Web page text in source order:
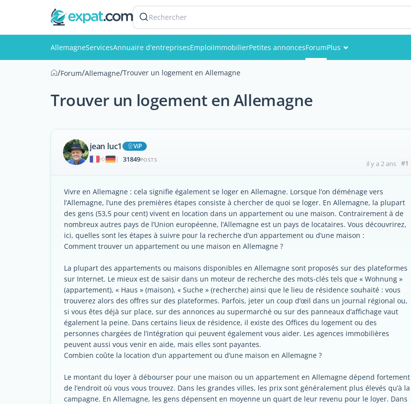
Rechercher
AllemagneServicesAnnuaire d'entreprisesEmploiImmobilierPetites annoncesForumPlus
/Forum/Allemagne/Trouver un logement en Allemagne
Trouver un logement en Allemagne
jean luc1
ViP
|
31849POSTS il y a 2 ans #1
Vivre en Allemagne : cela signifie également se loger en Allemagne. Lorsque l’on déménage vers
l’Allemagne, l’une des premières étapes consiste à chercher de quoi se loger. En Allemagne, la plupart
des gens (53,5 pour cent) vivent en location dans un appartement ou une maison. Contrairement à de
nombreux autres pays de l’Union européenne, l’Allemagne est un pays de locataires. Vous découvrirez,
ici, quelles sont les étapes à suivre pour la recherche d’un appartement ou d’une maison :
Comment trouver un appartement ou une maison en Allemagne ?
La plupart des appartements ou maisons disponibles en Allemagne sont proposés sur des plateformes
sur Internet. Le mieux est de saisir dans un moteur de recherche des mots-clés tels que « Wohnung »
(appartement), « Haus » (maison), « Suche » (recherche) ainsi que le lieu de résidence souhaité : vous
trouverez alors des offres sur des plateformes. Parfois, jeter un coup d’œil dans un journal régional ou,
si vous êtes déjà sur place, sur des annonces au supermarché ou sur des panneaux d’affichage vaut
également la peine. Dans certains lieux de résidence, il existe des Offices du logement ou des
personnes chargées de l’intégration qui peuvent également vous aider. Les agences immobilières
peuvent aussi vous venir en aide, mais elles sont payantes.
Combien coûte la location d’un appartement ou d’une maison en Allemagne ?
Le montant du loyer à débourser pour une maison ou un appartement en Allemagne dépend fortement
de l’endroit où vous vous trouvez. Dans les grandes villes, les prix sont généralement plus élevés qu’à la
campagne. En Allemagne, les gens dépensent en moyenne un quart de leur revenu pour le loyer. Dans